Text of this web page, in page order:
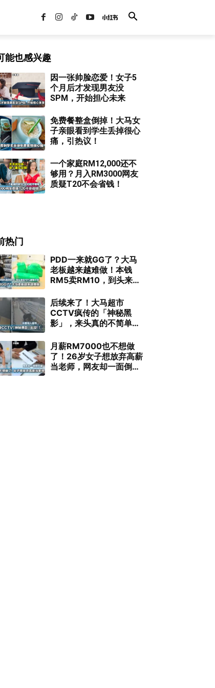
能也感兴趣
因一张帅脸恋爱！女子5
个月后才发现男友没
SPM，开始担心未来
免费餐整盒倒掉！大马女
子亲眼看到学生丢掉很心
痛，引热议！
一个家庭RM12,000还不
够用？月入RM3000网友
质疑T20不会省钱！
热门
PDD一来就GG了？大马
老板越来越难做！本钱
RM5卖RM10，到头来连
后续来了！大马超市
CCTV疯传的「神秘黑
影」，来头真的不简单…
月薪RM7000也不想做
了！26岁女子想放弃高薪
当老师，网友却一面倒劝